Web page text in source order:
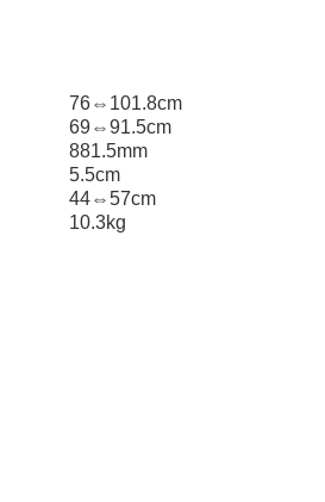
76⇔101.8cm
69⇔91.5cm
881.5mm
5.5cm
44⇔57cm
10.3kg